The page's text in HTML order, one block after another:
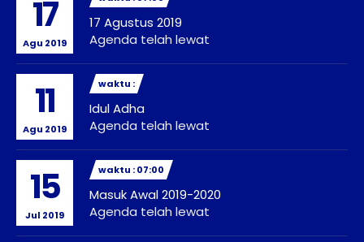
17
Agu 2019
17 Agustus 2019
Agenda telah lewat
11
Agu 2019
waktu :
Idul Adha
Agenda telah lewat
15
Jul 2019
waktu : 07:00
Masuk Awal 2019-2020
Agenda telah lewat